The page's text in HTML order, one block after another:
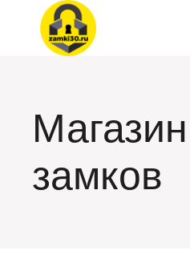
Перейти
содержимому
Магазин
замков